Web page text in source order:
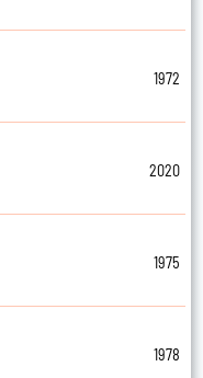
1972
2020
1975
1978